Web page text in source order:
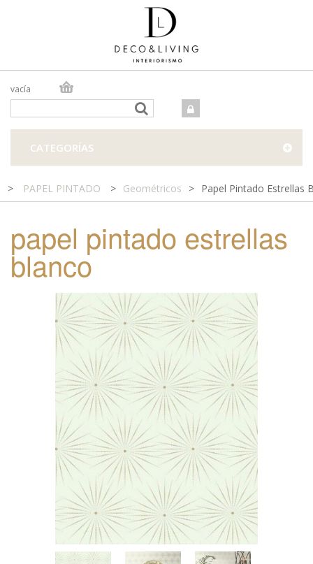
vacía
TIENDA FÍSICA
CATEGORÍAS
> PAPEL PINTADO > Geométricos > Papel Pintado Estrellas
papel pintado estrellas
blanco